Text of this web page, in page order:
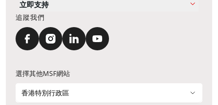
立即支持
追蹤我們
選擇其他MSF網站
香港特別行政區